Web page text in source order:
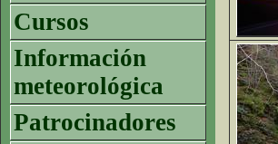
Cursos
Información
meteorológica
Patrocinadores